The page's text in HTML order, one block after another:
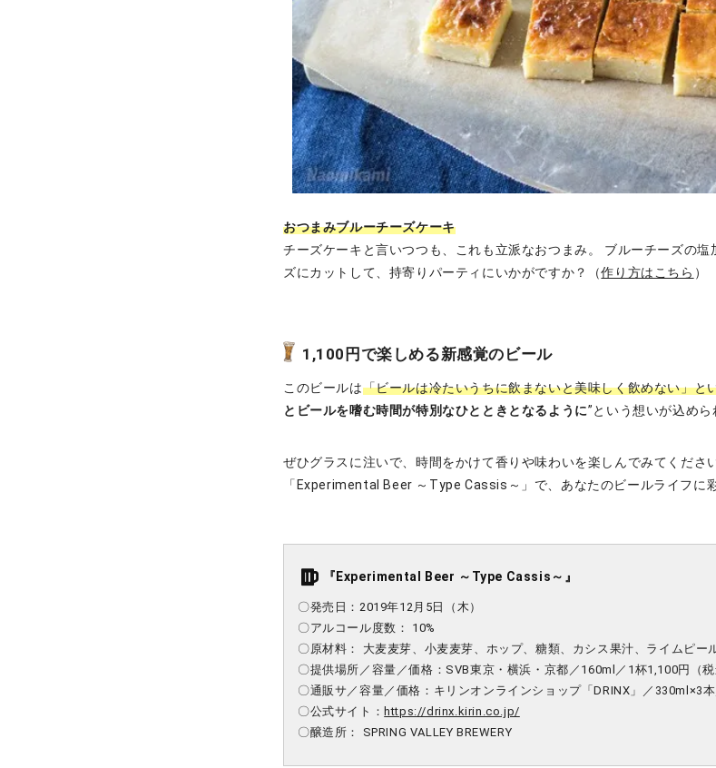
おつまみブルーチーズケーキ
チーズケーキと言いつつも、これも立派なおつまみ。 ブルーチーズの
ズにカットして、持寄りパーティにいかがですか？（作り方はこちら ）
1,100円で楽しめる新感覚のビール
このビールは「ビールは冷たいうちに飲まないと美味しく飲めない」と
とビールを嗜む時間が特別なひとときとなるように”という想いが込めら
ぜひグラスに注いで、時間をかけて香りや味わいを楽しんでみてくださ
「Experimental Beer ～Type Cassis～」で、あなたのビールライフに
『 Experimental Beer ～Type Cassis～ 』
〇発売日： 2019年12月5日（木）
〇アルコール度数： 10%
〇原材料： 大麦麦芽、小麦麦芽、ホップ、糖類、カシス果汁、ライムピー
〇提供場所／容量／価格：SVB東京・横浜・京都／160ml／1杯1,100円（税
〇通販サ／容量／価格：キリンオンラインショップ「DRINX」／330ml×3本
〇公式サイト： https://drinx.kirin.co.jp/
〇醸造所： SPRING VALLEY BREWERY